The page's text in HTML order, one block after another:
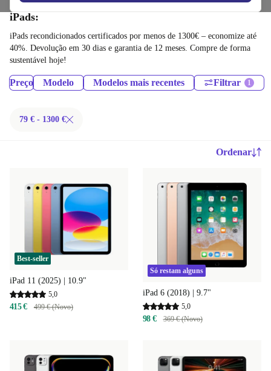
iPads:
iPads recondicionados certificados por menos de 1300€ – economize até
40%. Devolução em 30 dias e garantia de 12 meses. Compre de forma
sustentável hoje!
Preço Modelo Modelos mais recentes Filtrar
79 € - 1300 €
Ordenar
Best-seller
iPad 11 (2025) | 10.9"
5,0
415 € 499 € (Novo)
Só restam alguns
iPad 6 (2018) | 9.7"
5,0
98 € 369 € (Novo)